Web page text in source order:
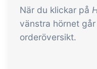
När du klickar på
vänstra hörnet
orderöversikt.